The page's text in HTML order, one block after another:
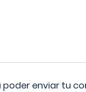
poder enviar tu